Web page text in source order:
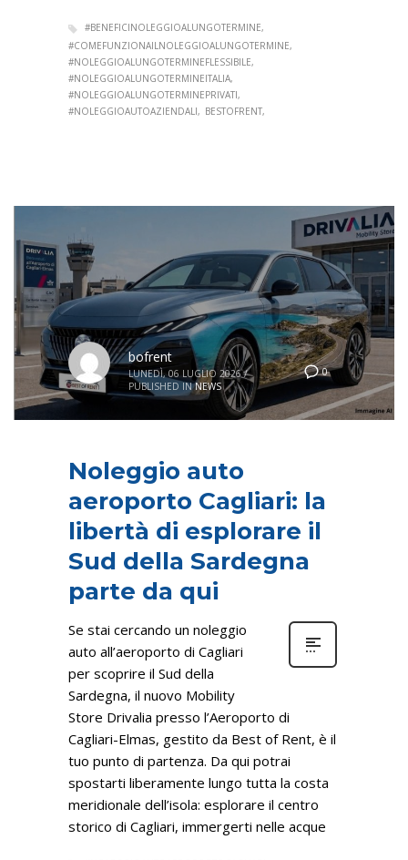
#BENEFICINOLEGGIOALUNGOTERMINE
#COMEFUNZIONAILNOLEGGIOALUNGOTERMINE
#NOLEGGIOALUNGOTERMINEFLESSIBILE
#NOLEGGIOALUNGOTERMINEITALIA
#NOLEGGIOALUNGOTERMINEPRIVATI
#NOLEGGIOAUTOAZIENDALI
BESTOFRENT
0
bofrent
LUNEDÌ, 06 LUGLIO 2026 /
PUBLISHED IN NEWS
Noleggio auto
aeroporto Cagliari: la
libertà di esplorare il
Sud della Sardegna
parte da qui
Se stai cercando un noleggio
auto all’aeroporto di Cagliari
per scoprire il Sud della
Sardegna, il nuovo Mobility
Store Drivalia presso l’Aeroporto di
Cagliari-Elmas, gestito da Best of Rent, è il
tuo punto di partenza. Da qui potrai
spostarti liberamente lungo tutta la costa
meridionale dell’isola: esplorare il centro
storico di Cagliari, immergerti nelle acque